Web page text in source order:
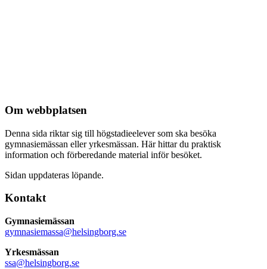
Om webbplatsen
Denna sida riktar sig till högstadieelever som ska besöka
gymnasiemässan eller yrkesmässan. Här hittar du praktisk
information och förberedande material inför besöket.
Sidan uppdateras löpande.
Kontakt
Gymnasiemässan
gymnasiemassa@helsingborg.se
Yrkesmässan
ssa@helsingborg.se